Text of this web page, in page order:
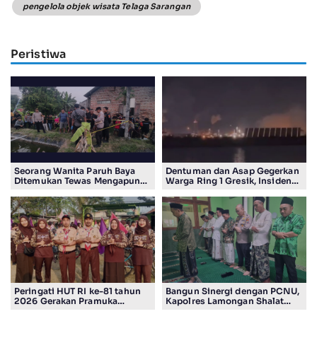
pengelola objek wisata Telaga Sarangan
Peristiwa
Seorang Wanita Paruh Baya
Ditemukan Tewas Mengapung
Dentuman dan Asap Gegerkan
Warga Ring 1 Gresik, Insiden
Smelting
Peringati HUT RI ke-81 tahun
2026 Gerakan Pramuka
Bangun Sinergi dengan PCNU,
Kapolres Lamongan Shalat